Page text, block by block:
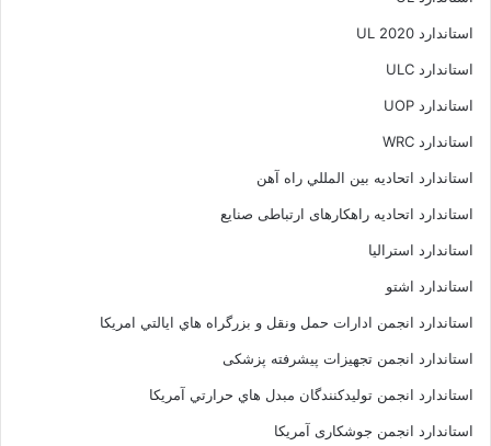
استاندارد UL 2020
استاندارد ULC
استاندارد UOP
استاندارد WRC
استاندارد اتحاديه بين المللي راه آهن
استاندارد اتحادیه راهکارهای ارتباطی صنایع
استاندارد استرالیا
استاندارد اشتو
استاندارد انجمن ادارات حمل ونقل و بزرگراه هاي ايالتي امريکا
استاندارد انجمن تجهیزات پیشرفته پزشکی
استاندارد انجمن توليدکنندگان مبدل هاي حرارتي آمريکا
استاندارد انجمن جوشکاری آمریکا